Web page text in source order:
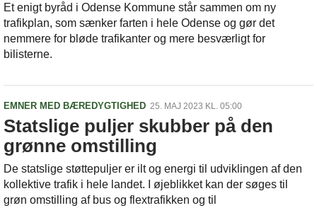
Et enigt byråd i Odense Kommune står sammen om ny
trafikplan, som sænker farten i hele Odense og gør det
nemmere for bløde trafikanter og mere besværligt for
bilisterne.
EMNER MED BÆREDYGTIGHED 25. MAJ 2023 KL. 05:00
Statslige puljer skubber på den
grønne omstilling
De statslige støttepuljer er ilt og energi til udviklingen af den
kollektive trafik i hele landet. I øjeblikket kan der søges til
grøn omstilling af bus og flextrafikken og til